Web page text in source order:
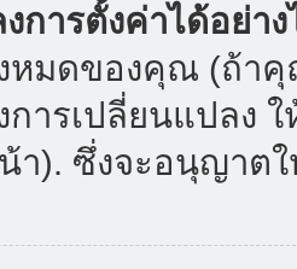
การตั้งค่าได้อย่าง
หมดของคุณ (ถ้าคุ
ารเปลี่ยนแปลง
า). ซึ่งจะอนุญาต